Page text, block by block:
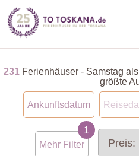
231 Ferienhäuser - Samstag
größte
Ankunftsdatum
Mehr Filter